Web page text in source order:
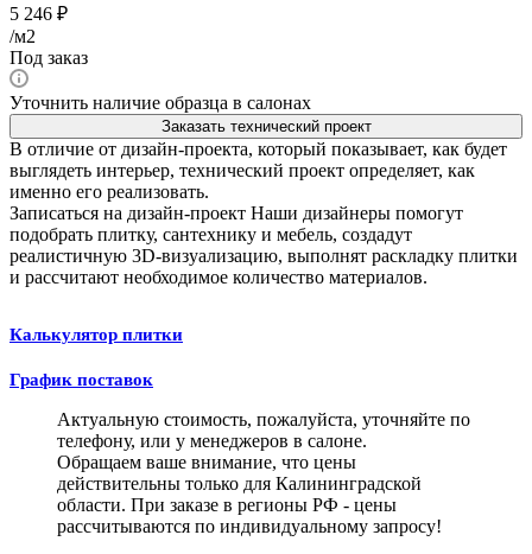
5 246 ₽
/м2
Под заказ
Уточнить наличие образца в салонах
Заказать технический проект
В отличие от дизайн-проекта, который показывает, как будет
выглядеть интерьер, технический проект определяет, как
именно его реализовать.
Записаться на дизайн-проект Наши дизайнеры помогут
подобрать плитку, сантехнику и мебель, создадут
реалистичную 3D-визуализацию, выполнят раскладку плитки
и рассчитают необходимое количество материалов.
Калькулятор плитки
График поставок
Актуальную стоимость, пожалуйста, уточняйте по
телефону, или у менеджеров в салоне.
Обращаем ваше внимание, что цены
действительны только для Калининградской
области. При заказе в регионы РФ - цены
рассчитываются по индивидуальному запросу!